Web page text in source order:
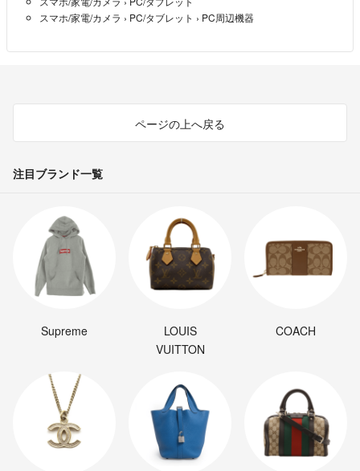
スマホ/家電/カメラ › PC/タブレット › PC周辺機器
ページの上へ戻る
注目ブランド一覧
Supreme
LOUIS
VUITTON
COACH